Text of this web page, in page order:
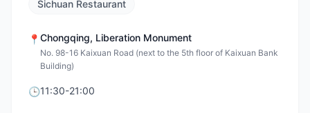
Sichuan Restaurant
📍 Chongqing, Liberation Monument
No. 98-16 Kaixuan Road (next to the 5th floor of Kaixuan Bank
Building)
🕒11:30-21:00